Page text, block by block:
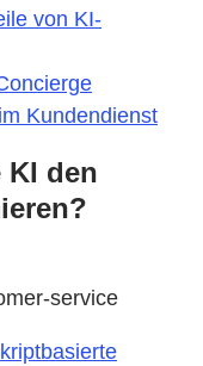
von KI-
Kundendienst
KI den
service